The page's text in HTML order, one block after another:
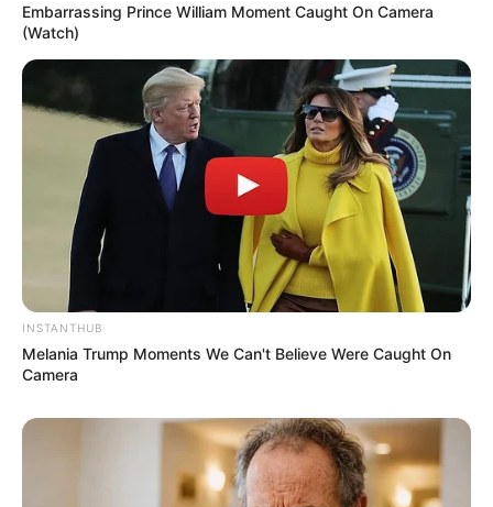
SAINT-PAIR-DU-MONT 02-09-
DES VARIÉTÉS QUINTÉ PMU
Embarrassing Prince William Moment Caught On Camera
(Watch)
INSTANTHUB
Melania Trump Moments We Can't Believe Were Caught On
Camera